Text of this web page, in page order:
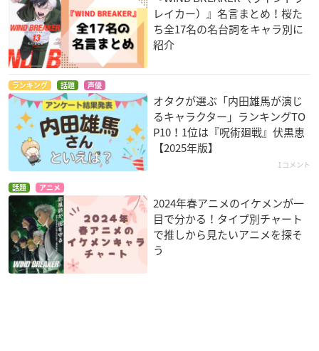
レイカー）』名言まとめ！桜た
ち全17名の名台詞をキャラ別に
紹介
ランキング 話題 声優
オタクが選ぶ「内田雄馬が演じ
るキャラクター」ランキングTO
P10！1位は『呪術廻戦』伏黒恵
【2025年版】
1コメント
話題 アニメ
2024年春アニメのイケメンが一
目で分かる！タイプ別チャート
で推しから見たいアニメを探そ
う